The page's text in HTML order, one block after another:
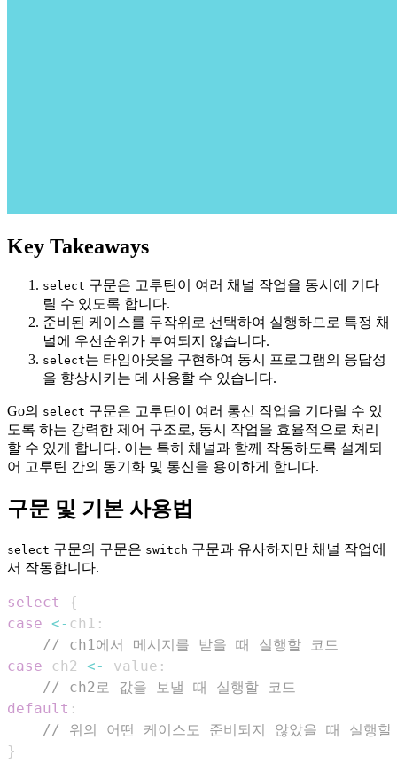
Key Takeaways
select 구문은 고루틴이 여러 채널 작업을 동시에 기다
릴 수 있도록 합니다.
준비된 케이스를 무작위로 선택하여 실행하므로 특정 채
널에 우선순위가 부여되지 않습니다.
select는 타임아웃을 구현하여 동시 프로그램의 응답성
을 향상시키는 데 사용할 수 있습니다.
Go의 select 구문은 고루틴이 여러 통신 작업을 기다릴 수 있
도록 하는 강력한 제어 구조로, 동시 작업을 효율적으로 처리
할 수 있게 합니다. 이는 특히 채널과 함께 작동하도록 설계되
어 고루틴 간의 동기화 및 통신을 용이하게 합니다.
구문 및 기본 사용법
select 구문의 구문은 switch 구문과 유사하지만 채널 작업에
서 작동합니다.
select
{
case <- ch1 :
// ch1에서 메시지를 받을 때 실행할 코드
case ch2 <- value :
// ch2로 값을 보낼 때 실행할 코드
default :
// 위의 어떤 케이스도 준비되지 않았을 때 실행할
}